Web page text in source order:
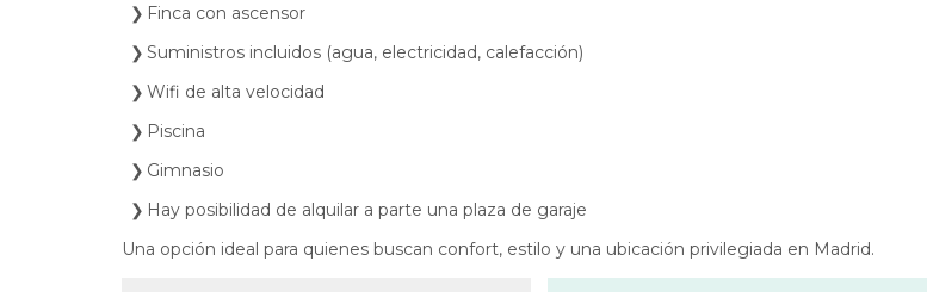
Finca con ascensor
Suministros incluidos (agua, electricidad, calefacción)
Wifi de alta velocidad
Piscina
Gimnasio
Hay posibilidad de alquilar a parte una plaza de garaje
Una opción ideal para quienes buscan confort, estilo y una ubicación privilegiada en Madrid.